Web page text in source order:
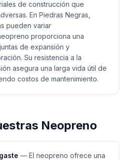
de construcción que
En Piedras Negras,
pueden variar
proporciona una
de expansión y
Su resistencia a la
asegura una larga vida útil de
costos de mantenimiento.
Neopreno
— El neopreno ofrece una